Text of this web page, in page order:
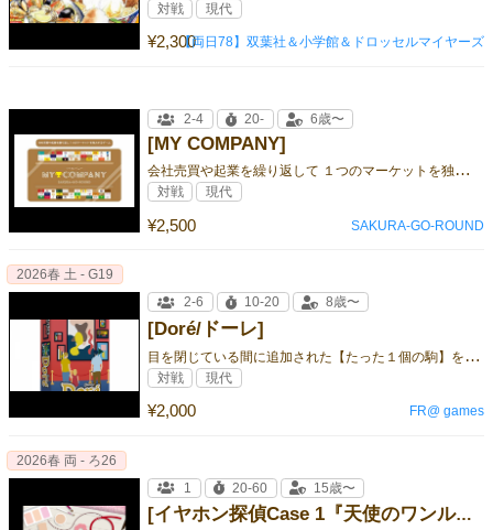
¥2,300
対戦 現代
【両日78】双葉社＆小学館＆ドロッセルマイヤーズ
[MY COMPANY]
会
社売買や起業を繰り返して １つのマーケットを独占するゲーム
¥2,500
2-4 20- 6歳〜
対戦 現代
SAKURA-GO-ROUND
[Doré/ドーレ]
目
を閉じている間に追加された【たった１個の駒】を見つけるメモリー＆隠れんぼ系ゲーム！
¥2,000
2026春 土 - G19
2-6
10-20 8歳〜
対戦 現代
FR@ games
[イヤホン探偵Case 1『天使のワンルーム』]
2026春 両 - ろ26
1
20-60 15歳〜